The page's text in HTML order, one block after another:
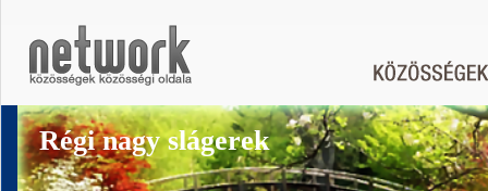
Régi nagy slágerek